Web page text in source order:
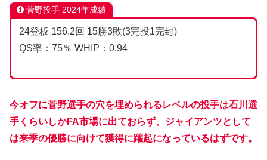
菅野投手 2024年成績
24登板 156.2回 15勝3敗(3完投1完封)
QS率：75％ WHIP：0.94
今オフに菅野選手の穴を埋められるレベルの投手は石川選
手くらいしかFA市場に出ておらず、ジャイアンツとして
は来季の優勝に向けて獲得に躍起になっているはずです。